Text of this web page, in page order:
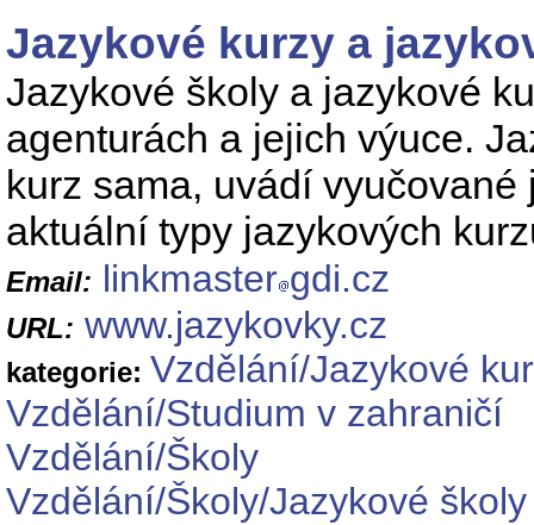
Jazykové kurzy a
Jazykové školy a jazykové
agenturách a jejich výuce.
kurz sama, uvádí
aktuální typy jazykových
Email: linkmaster gdi.cz
URL: www.jazykovky.cz
kategorie: Vzdělání/Jazykové
Vzdělání/Studium v zahraničí
Vzdělání/Školy
Vzdělání/Školy/Jazykové školy